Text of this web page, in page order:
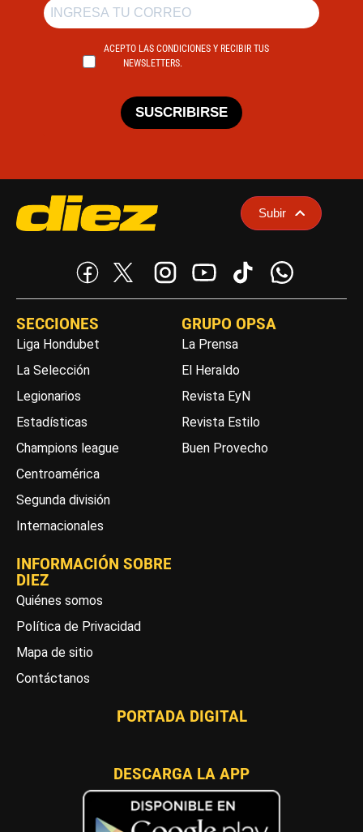
ACEPTO LAS CONDICIONES Y RECIBIR TUS
NEWSLETTERS.
SUSCRIBIRSE
Subir
SECCIONES
Liga Hondubet
La Selección
Legionarios
Estadísticas
Champions league
Centroamérica
Segunda división
Internacionales
GRUPO OPSA
La Prensa
El Heraldo
Revista EyN
Revista Estilo
Buen Provecho
INFORMACIÓN SOBRE
DIEZ
Quiénes somos
Política de Privacidad
Mapa de sitio
Contáctanos
PORTADA DIGITAL
DESCARGA LA APP